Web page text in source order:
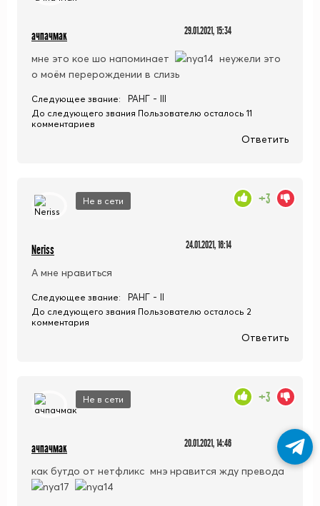
ачпачмак 29.01.2021, 15:34
мне это кое шо напоминает
неужели это
о моём перерождении в слизь
Следующее звание: РАНГ - III
До следующего звания Пользователю осталось 11
комментариев
Ответить
Не в сети
Neriss 24.01.2021, 16:14
А мне нравиться
+3
Следующее звание: РАНГ - II
До следующего звания Пользователю осталось 2
комментария
Ответить
Не в сети
ачпачмак 20.01.2021, 14:46
как бутдо от нетфликс мнэ нравится жду превода
+3